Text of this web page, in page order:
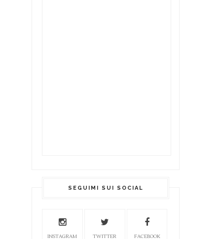
SEGUIMI SUI SOCIAL
INSTAGRAM TWITTER FACEBOOK